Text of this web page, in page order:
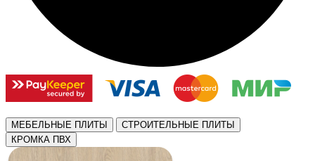
МЕБЕЛЬНЫЕ ПЛИТЫ
СТРОИТЕЛЬНЫЕ ПЛИТЫ
КРОМКА ПВХ